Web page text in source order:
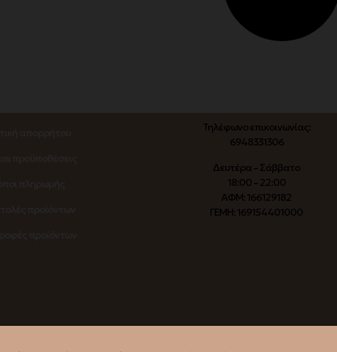
Τηλέφωνο επικοινωνίας:
6948331306
Δευτέρα – Σάββατο
18:00 – 22:00
ΑΦΜ: 166129182
ΓΕΜΗ: 169154401000